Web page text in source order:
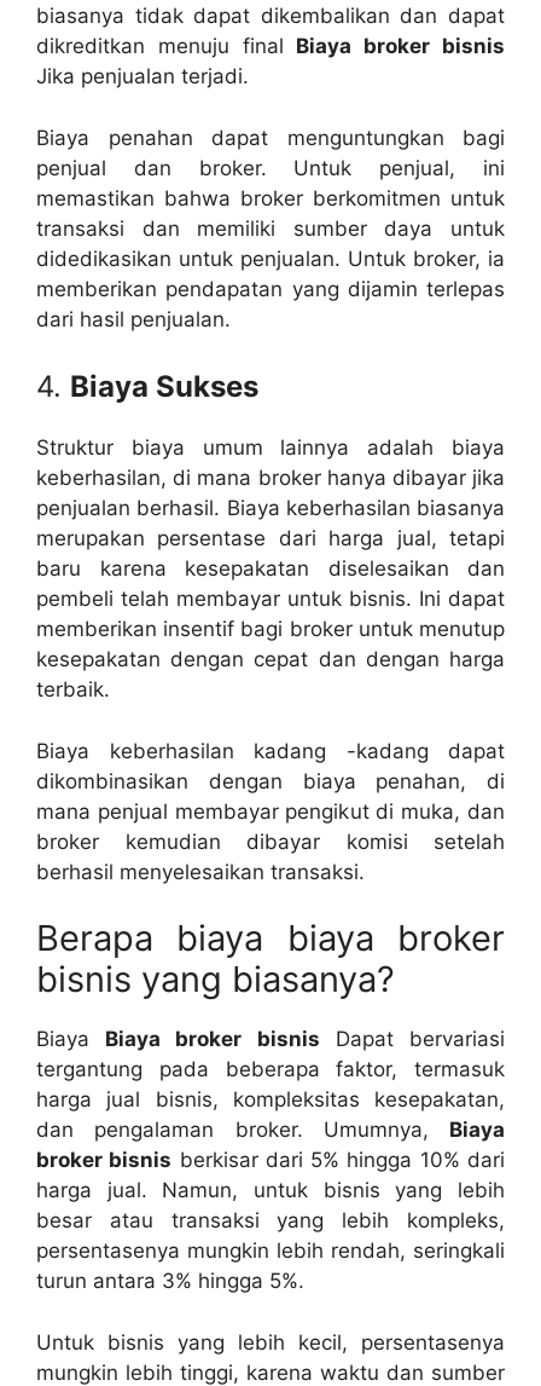
biasanya tidak dapat dikembalikan dan dapat
dikreditkan menuju final Biaya broker bisnis
Jika penjualan terjadi.
Biaya penahan dapat menguntungkan bagi
penjual dan broker. Untuk penjual, ini
memastikan bahwa broker berkomitmen untuk
transaksi dan memiliki sumber daya untuk
didedikasikan untuk penjualan. Untuk broker, ia
memberikan pendapatan yang dijamin terlepas
dari hasil penjualan.
4. Biaya Sukses
Struktur biaya umum lainnya adalah biaya
keberhasilan, di mana broker hanya dibayar jika
penjualan berhasil. Biaya keberhasilan biasanya
merupakan persentase dari harga jual, tetapi
baru karena kesepakatan diselesaikan dan
pembeli telah membayar untuk bisnis. Ini dapat
memberikan insentif bagi broker untuk menutup
kesepakatan dengan cepat dan dengan harga
terbaik.
Biaya keberhasilan kadang -kadang dapat
dikombinasikan dengan biaya penahan, di
mana penjual membayar pengikut di muka, dan
broker kemudian dibayar komisi setelah
berhasil menyelesaikan transaksi.
Berapa biaya biaya broker
bisnis yang biasanya?
Biaya Biaya broker bisnis Dapat bervariasi
tergantung pada beberapa faktor, termasuk
harga jual bisnis, kompleksitas kesepakatan,
dan pengalaman broker. Umumnya, Biaya
broker bisnis berkisar dari 5% hingga 10% dari
harga jual. Namun, untuk bisnis yang lebih
besar atau transaksi yang lebih kompleks,
persentasenya mungkin lebih rendah, seringkali
turun antara 3% hingga 5%.
Untuk bisnis yang lebih kecil, persentasenya
mungkin lebih tinggi, karena waktu dan sumber